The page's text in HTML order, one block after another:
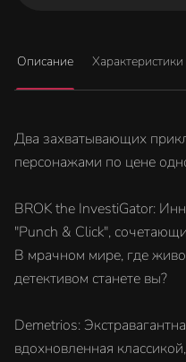
Описание Характеристики
Два захватывающих
персонажами по цене
BROK the InvestiGator:
"Punch & Click",
В мрачном мире, где
детективом станете вы?
Demetrios:
вдохновленная